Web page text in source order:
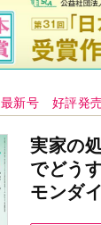
最新号 好評発売
実家の
でどう
モンダイ